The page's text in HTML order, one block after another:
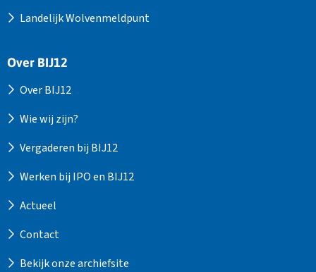
Landelijk Wolvenmeldpunt
Over BIJ12
Over BIJ12
Wie wij zijn?
Vergaderen bij BIJ12
Werken bij IPO en BIJ12
Actueel
Contact
Bekijk onze archiefsite